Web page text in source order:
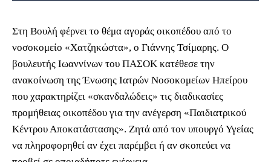
Στη Βουλή φέρνει το θέμα αγοράς οικοπέδου από το
νοσοκομείο «Χατζηκώστα», ο Γιάννης Τσίμαρης. Ο
βουλευτής Ιωαννίνων του ΠΑΣΟΚ κατέθεσε την
ανακοίνωση της Ένωσης Ιατρών Νοσοκομείων Ηπείρου
που χαρακτηρίζει «σκανδαλώδεις» τις διαδικασίες
προμήθειας οικοπέδου για την ανέγερση «Παιδιατρικού
Κέντρου Αποκατάστασης». Ζητά από τον υπουργό Υγείας
να πληροφορηθεί αν έχει παρέμβει ή αν σκοπεύει να